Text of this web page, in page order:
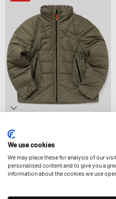
A-BIEZ MODULAR PUF
139,99 €
349,99 €
We use cookies
We may place these for analysis of our
personalised content and to give you a
information about the cookies we use